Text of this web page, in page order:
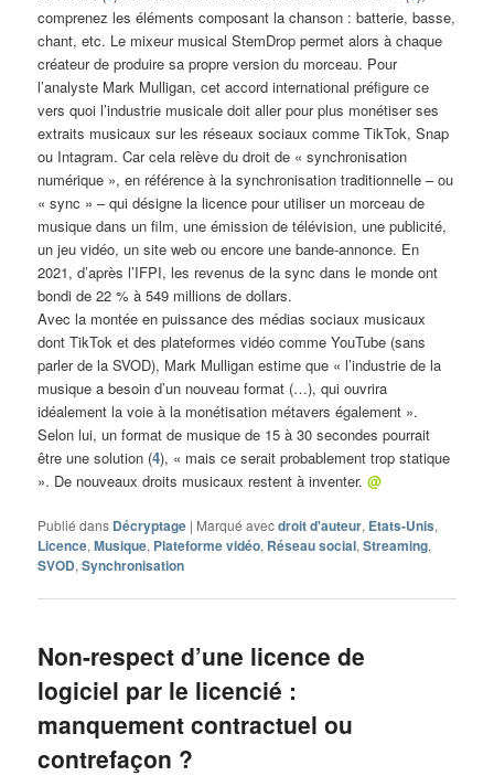
comprenez les éléments composant la chanson : batterie, basse,
chant, etc. Le mixeur musical StemDrop permet alors à chaque
créateur de produire sa propre version du morceau. Pour
l’analyste Mark Mulligan, cet accord international préfigure ce
vers quoi l’industrie musicale doit aller pour plus monétiser ses
extraits musicaux sur les réseaux sociaux comme TikTok, Snap
ou Intagram. Car cela relève du droit de « synchronisation
numérique », en référence à la synchronisation traditionnelle – ou
« sync » – qui désigne la licence pour utiliser un morceau de
musique dans un film, une émission de télévision, une publicité,
un jeu vidéo, un site web ou encore une bande-annonce. En
2021, d’après l’IFPI, les revenus de la sync dans le monde ont
bondi de 22 % à 549 millions de dollars.
Avec la montée en puissance des médias sociaux musicaux
dont TikTok et des plateformes vidéo comme YouTube (sans
parler de la SVOD), Mark Mulligan estime que « l’industrie de la
musique a besoin d’un nouveau format (…), qui ouvrira
idéalement la voie à la monétisation métavers également ».
Selon lui, un format de musique de 15 à 30 secondes pourrait
être une solution (4), « mais ce serait probablement trop statique
». De nouveaux droits musicaux restent à inventer.@
Publié dans Décryptage | Marqué avecdroit d'auteur, Etats-Unis,
Licence,Musique, Plateforme vidéo, Réseau social,Streaming,
SVOD,Synchronisation
Non-respect d’une licence de
logiciel par le licencié :
manquement contractuel ou
contrefaçon ?